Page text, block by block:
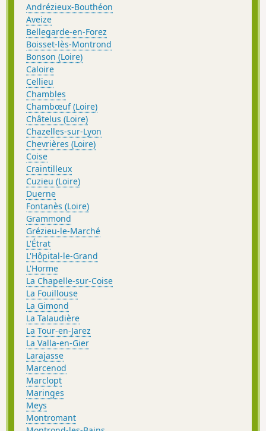
Andrézieux-Bouthéon
Aveize
Bellegarde-en-Forez
Boisset-lès-Montrond
Bonson (Loire)
Caloire
Cellieu
Chambles
Chambœuf (Loire)
Châtelus (Loire)
Chazelles-sur-Lyon
Chevrières (Loire)
Coise
Craintilleux
Cuzieu (Loire)
Duerne
Fontanès (Loire)
Grammond
Grézieu-le-Marché
L'Étrat
L'Hôpital-le-Grand
L'Horme
La Chapelle-sur-Coise
La Fouillouse
La Gimond
La Talaudière
La Tour-en-Jarez
La Valla-en-Gier
Larajasse
Marcenod
Marclopt
Maringes
Meys
Montromant